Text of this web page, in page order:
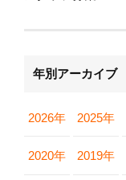
年別アーカイブ
2026年 2025年
2020年 2019年